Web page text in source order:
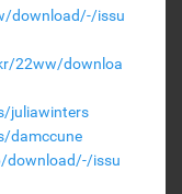
download/-/issu
22ww/downloa
juliawinters
damccune
download/-/issu